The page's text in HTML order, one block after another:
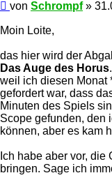
Beitrag
von Schrompf»
Moin Loite,
das hier wird der
Das Auge des Horus
weil ich diesen Monat
gefordert war, dass
Minuten des Spiels
Scope gefunden, den
können, aber es kam
Ich habe aber vor,
bringen. Sage ich